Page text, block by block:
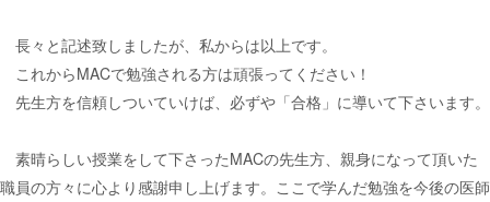
長々と記述致しましたが、私からは以上です。
これからMACで勉強される方は頑張ってください！
先生方を信頼しついていけば、必ずや「合格」に導いて下さいます。
素晴らしい授業をして下さったMACの先生方、親身になって頂いた
職員の方々に心より感謝申し上げます。ここで学んだ勉強を今後の医師